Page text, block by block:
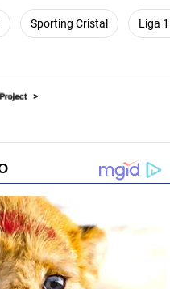
Sporting Cristal Liga